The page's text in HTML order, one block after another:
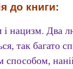
до книги:
і нацизм. Два
так багато
способом,